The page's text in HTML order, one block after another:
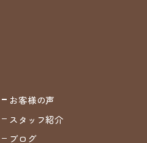
お客様の声
スタッフ紹介
ブログ